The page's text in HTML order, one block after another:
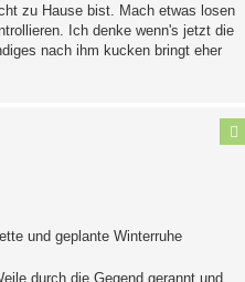
zu Hause bist. Mach etwas losen
Ich denke wenn's jetzt die
nach ihm kucken bringt eher
und geplante Winterruhe
durch die Gegend gerannt und